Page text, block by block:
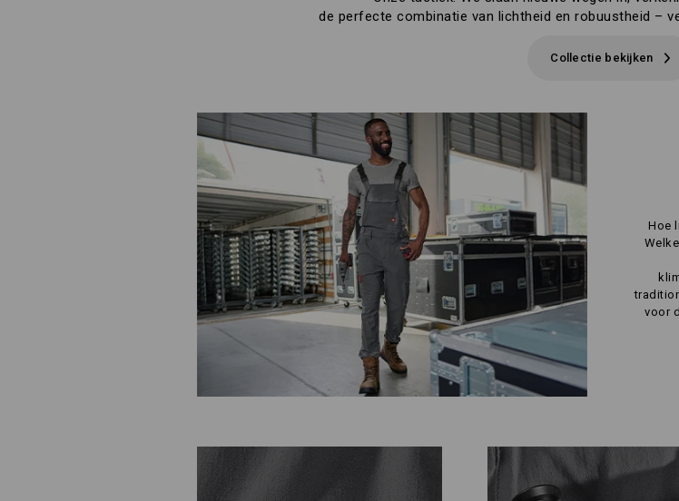
de perfecte combinatie van lichtheid en robuustheid –
Collectie bekijken
Hoe
voor